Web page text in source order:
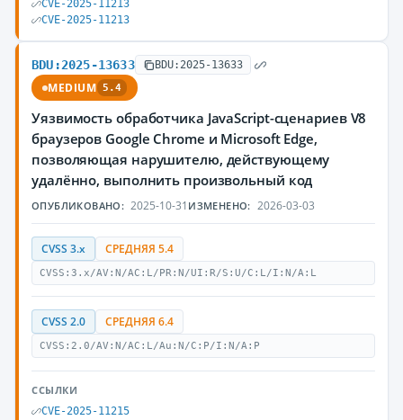
CVE-2025-11213
CVE-2025-11213
BDU:2025-13633 BDU:2025-13633
MEDIUM 5.4
Уязвимость обработчика JavaScript-сценариев V8
браузеров Google Chrome и Microsoft Edge,
позволяющая нарушителю, действующему
удалённо, выполнить произвольный код
ОПУБЛИКОВАНО: 2025-10-31 ИЗМЕНЕНО: 2026-03-03
CVSS 3.x СРЕДНЯЯ 5.4
CVSS:3.x/AV:N/AC:L/PR:N/UI:R/S:U/C:L/I:N/A:L
CVSS 2.0 СРЕДНЯЯ 6.4
CVSS:2.0/AV:N/AC:L/Au:N/C:P/I:N/A:P
ССЫЛКИ
CVE-2025-11215